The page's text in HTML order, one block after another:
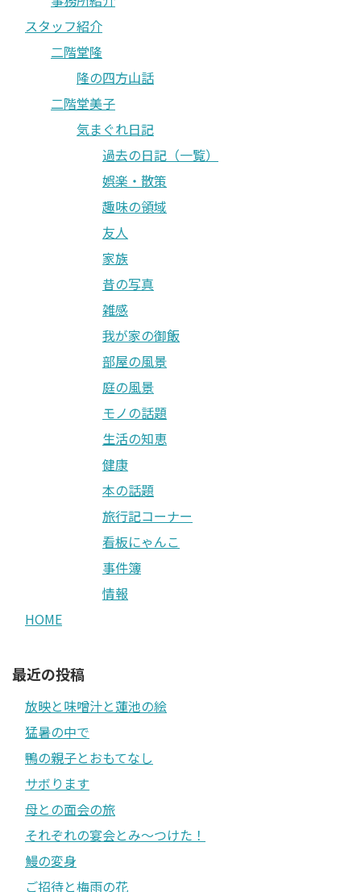
スタッフ紹介
二階堂隆
隆の四方山話
二階堂美子
気まぐれ日記
過去の日記（一覧）
娯楽・散策
趣味の領域
友人
家族
昔の写真
雑感
我が家の御飯
部屋の風景
庭の風景
モノの話題
生活の知恵
健康
本の話題
旅行記コーナー
看板にゃんこ
事件簿
情報
HOME
最近の投稿
放映と味噌汁と蓮池の絵
猛暑の中で
鴨の親子とおもてなし
サボります
母との面会の旅
それぞれの宴会とみ〜つけた！
鰻の変身
ご招待と梅雨の花